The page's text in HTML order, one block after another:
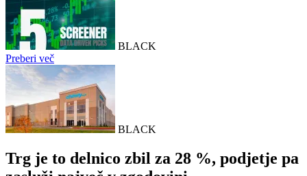
BLACK
Preberi več
BLACK
Trg je to delnico zbil za 28 %, podjetje pa